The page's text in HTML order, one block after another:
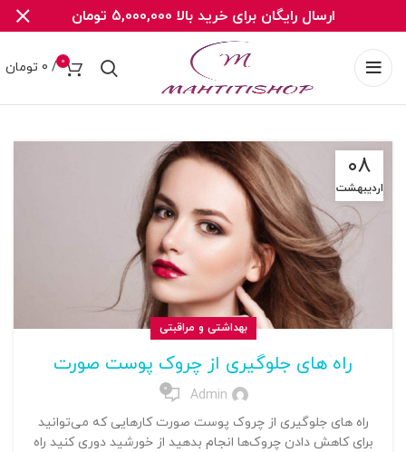
0
/
0 تومان
۰۸
اردیبهشت
بهداشتی و مراقبتی
راه های جلوگیری از چروک پوست صورت
Admin
0
راه های جلوگیری از چروک پوست صورت کارهایی که می‌توانید
برای کاهش دادن چروک‌ها انجام بدهید از خورشید دوری کنید راه
ارسال رایگان برای خرید بالا 5,000,000 تومان